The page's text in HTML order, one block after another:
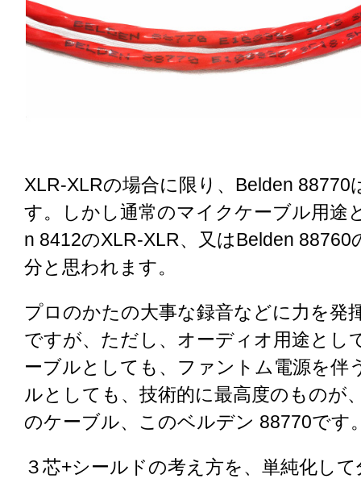
XLR-XLRの場合に限り、Belden 88770
す。しかし通常のマイクケーブル用途
n 8412のXLR-XLR、又はBelden 88760
分と思われます。
プロのかたの大事な録音などに力を発
ですが、ただし、オーディオ用途とし
ーブルとしても、ファントム電源を伴
ルとしても、技術的に最高度のものが
のケーブル、このベルデン 88770です
３芯+シールドの考え方を、単純化し